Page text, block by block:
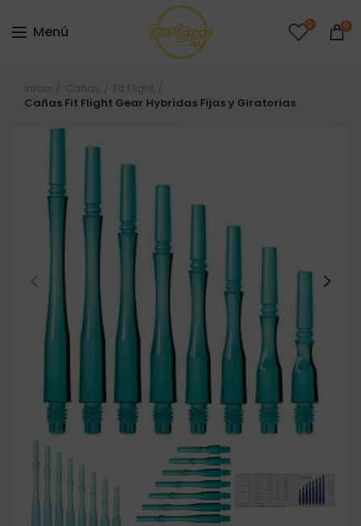
Menú 0 0
Inicio Cañas
Fit Flight
Cañas Fit Flight Gear Hybridas Fijas y Giratorias